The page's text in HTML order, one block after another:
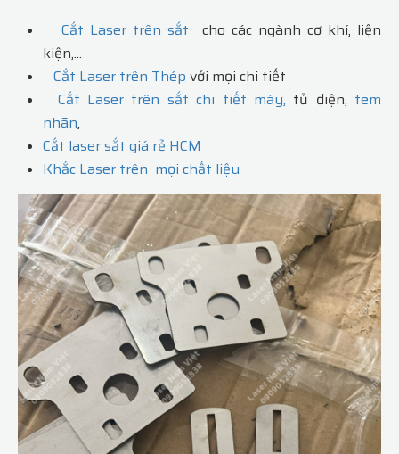
Cắt Laser trên sắt cho các ngành cơ khí, liện
kiện,...
Cắt Laser trên Thép với mọi chi tiết
Cắt Laser trên sắt chi tiết máy, tủ điện, tem
nhãn,
Cắt laser sắt giá rẻ HCM
Khắc Laser trên mọi chất liệu